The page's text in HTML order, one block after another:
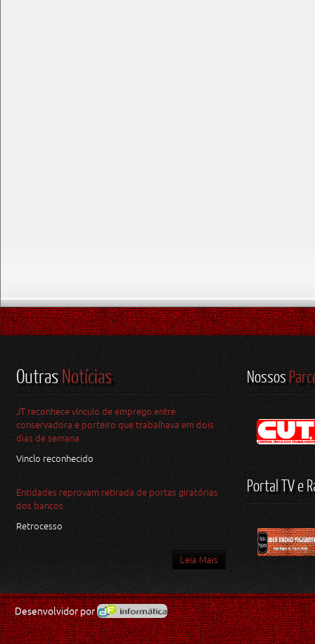
OutrasNotícias
JT reconhece vínculo de emprego entre
conservadora e porteiro que trabalhava em dois
dias de semana
Vinclo reconhecido
Entidades reprovam retirada de portas giratórias
dos bancos
Retrocesso
Leia Mais
Nossos
Portal TV e
Desenvolvidor por